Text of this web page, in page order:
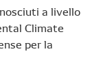
a livello
Climate
per la